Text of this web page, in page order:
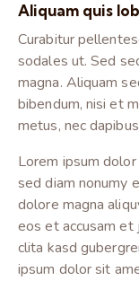
Aliquam quis
Curabitur
sodales ut. Sed
magna. Aliquam
bibendum, nisi et
metus, nec
Lorem ipsum
sed diam nonumy
dolore magna
eos et accusam
clita kasd
ipsum dolor sit